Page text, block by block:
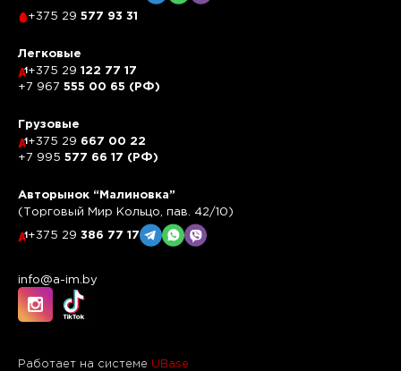
+375 29 577 93 31
Легковые
+375 29 122 77 17
+7 967 555 00 65 (РФ)
Грузовые
+375 29 667 00 22
+7 995 577 66 17 (РФ)
Авторынок “Малиновка”
(Торговый Мир Кольцо, пав. 42/10)
+375 29 386 77 17
info@a-im.by
Работает на системе UBase